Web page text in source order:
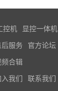
控机 显控一体机
后服务 官方论坛
频合辑
我们 联系我们